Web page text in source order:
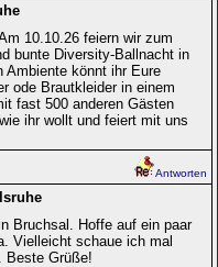
10.10.26 feiern wir zum
bunte Diversity-Ballnacht in
Ambiente könnt ihr Eure
ode Brautkleider in einem
fast 500 anderen Gästen
ihr wollt und feiert mit uns
Antworten
Bruchsal. Hoffe auf ein paar
Vielleicht schaue ich mal
Beste Grüße!